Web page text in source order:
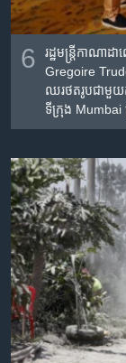
6
រដ្ឋមន្រ្តី​កាណា
Gregoire
ឈរ​ថតរូប​ជាមួយ​
ទីក្រុង​ Mumbai​